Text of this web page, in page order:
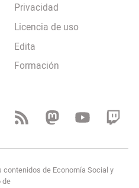
Privacidad
Licencia de uso
Edita
Formación
contenidos de Economía Social y
de